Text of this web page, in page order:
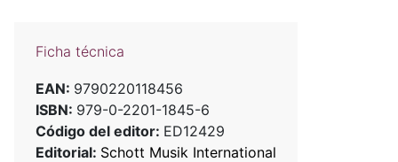
Ficha técnica
EAN: 9790220118456
ISBN: 979-0-2201-1845-6
Código del editor: ED12429
Editorial: Schott Musik International